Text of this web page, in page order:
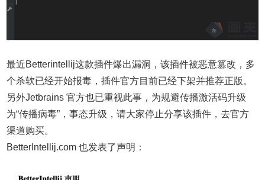
最近Betterintellij这款插件爆出漏洞，该插件被恶意篡改，多
个杀软已经开始报毒，插件官方目前已经下架并推荐正版。
另外Jetbrains 官方也已重视此事，为规避传播激活码升级
为“传播病毒”，事态升级，请大家停止分享该插件，去官方
渠道购买。
BetterIntellij.com 也发表了声明：